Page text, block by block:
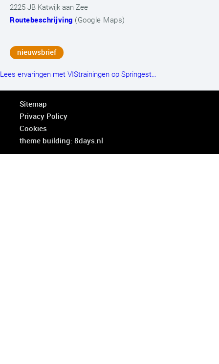
2225 JB Katwijk aan Zee
Routebeschrijving (Google Maps)
nieuwsbrief
Lees ervaringen met VIStrainingen op Springest…
Sitemap
Privacy Policy
Cookies
theme building: 8days.nl